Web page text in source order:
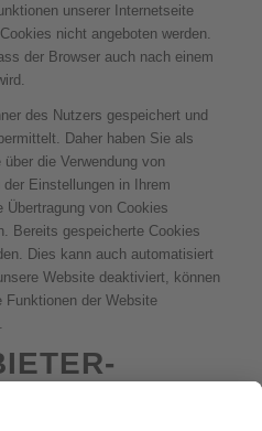
unserer Internetseite
nicht angeboten werden.
der Browser auch nach einem
des Nutzers gespeichert und
Daher haben Sie als
die Verwendung von
Einstellungen in Ihrem
Übertragung von Cookies
Bereits gespeicherte Cookies
Dies kann auch automatisiert
Website deaktiviert, können
Funktionen der Website